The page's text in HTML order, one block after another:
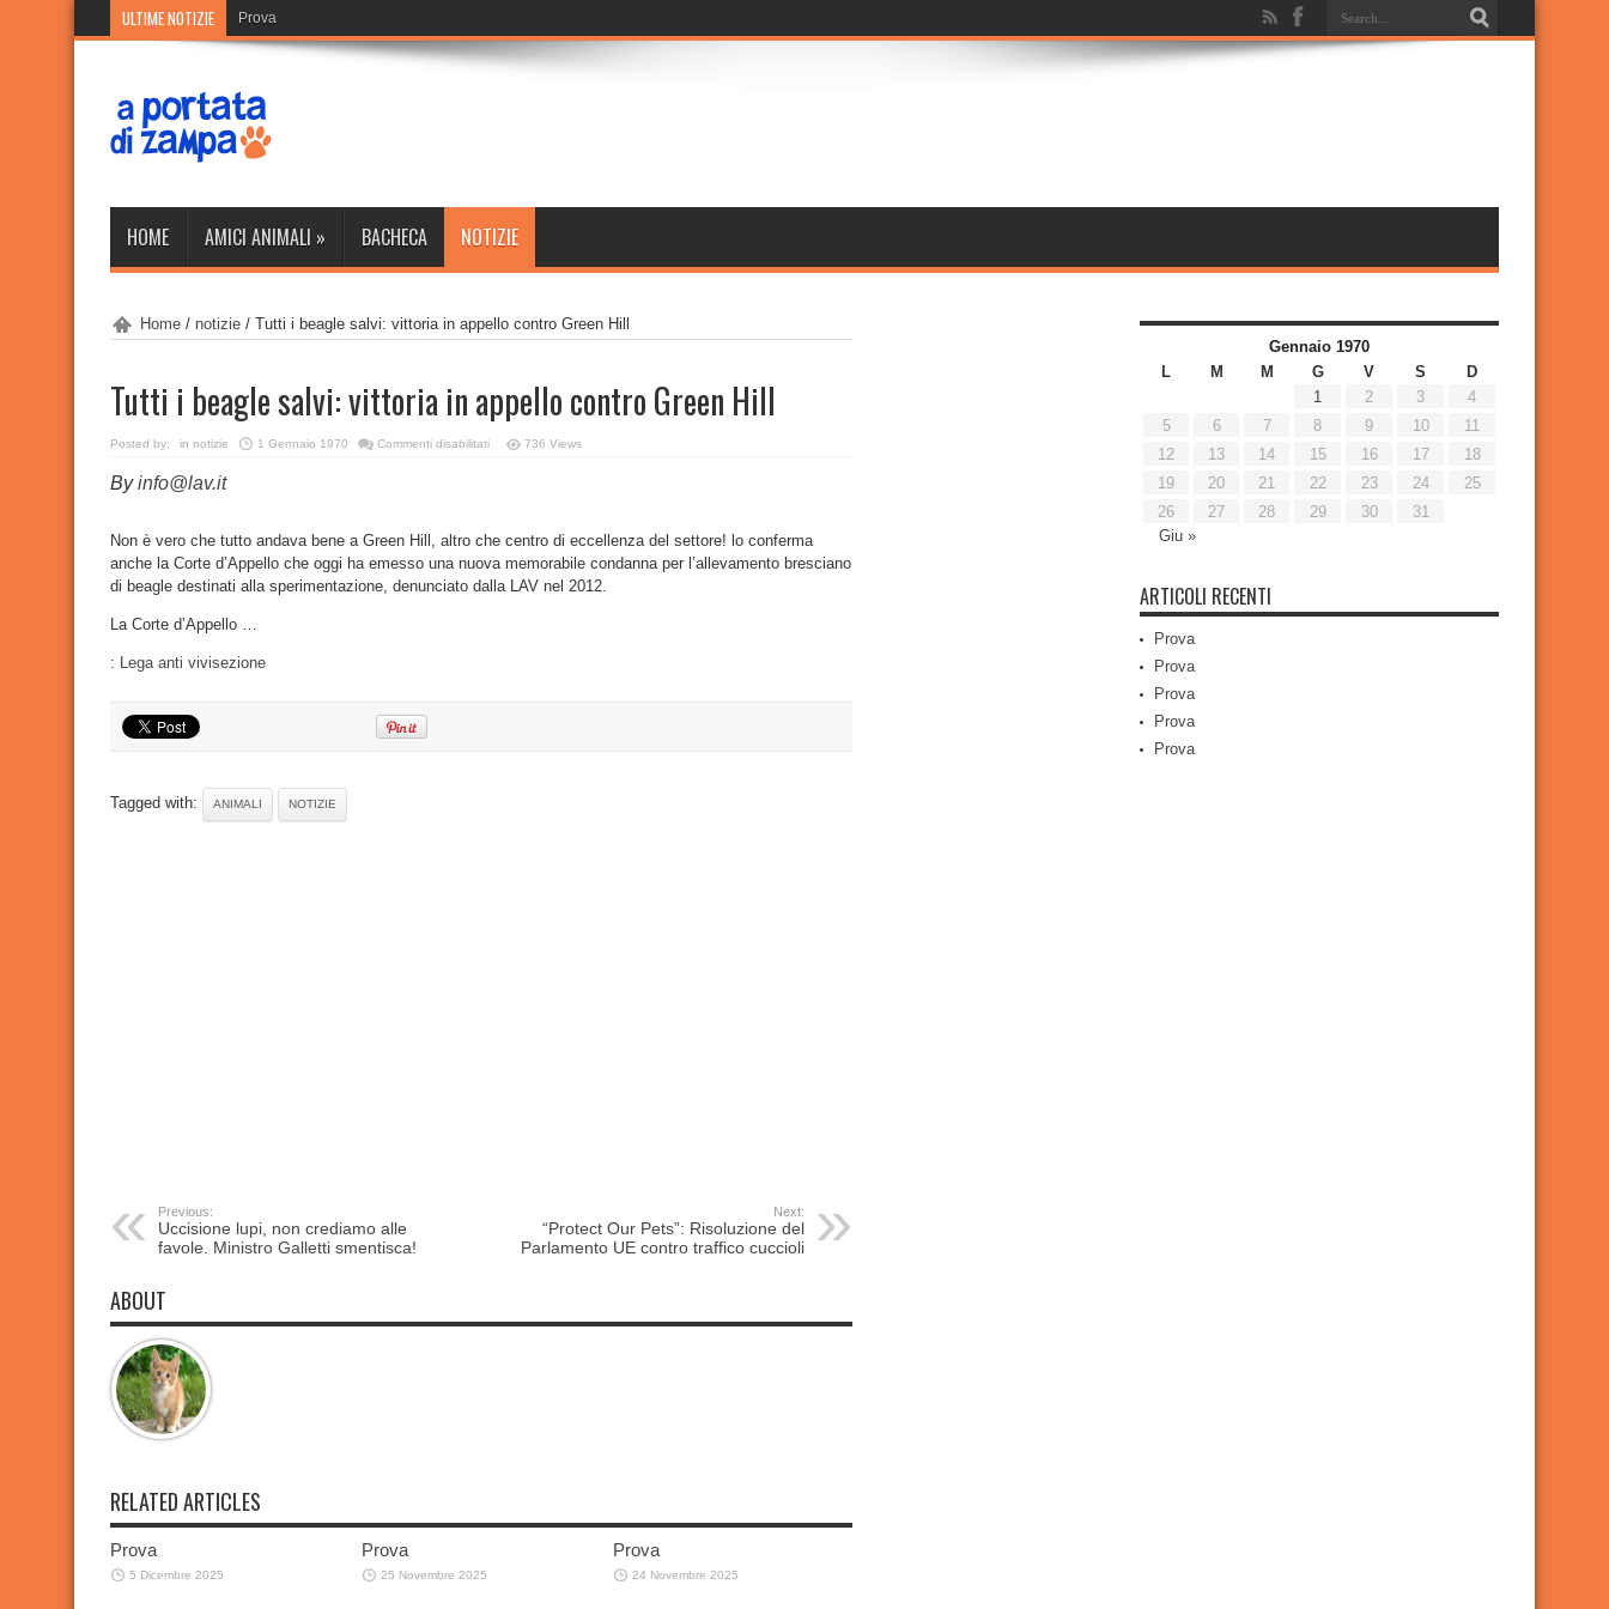
ULTIME NOTIZIE Prova
HOME AMICI ANIMALI » BACHECA NOTIZIE
Home / notizie / Tutti i beagle salvi: vittoria in appello contro Green Hill
Tutti i beagle salvi: vittoria in appello contro Green Hill
Posted by: in notizie 1 Gennaio 1970 Commenti disabilitatisu
contro
Green
736 Views
Byinfo@lav.it
Non è vero che tutto andava bene a Green Hill, altro che centro di eccellenza del settore! lo conferma
anche la Corte d’Appello che oggi ha emesso una nuova memorabile condanna per l’allevamento bresciano
di beagle destinati alla sperimentazione, denunciato dalla LAV nel 2012.
La Corte d’Appello …
: Lega anti vivisezione
Tagged with: ANIMALI NOTIZIE
Previous:
Uccisione lupi, non crediamo alle
favole. Ministro Galletti smentisca!
Next:
“Protect Our Pets”: Risoluzione del
Parlamento UE contro traffico cuccioli
ABOUT
RELATED ARTICLES
Prova
5 Dicembre 2025
Prova
25 Novembre 2025
Prova
24 Novembre 2025
Gennaio 1970
L
M M G V S
D
1
2 3
4
5
6 7 8 9 10
11
12
13 14 15 16 17
18
19
20 21 22 23 24
25
26
27 28 29 30
31
Giu »
ARTICOLI RECENTI
Prova
Prova
Prova
Prova
Prova